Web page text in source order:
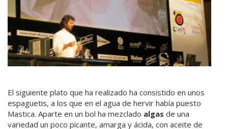
El siguiente plato que ha realizado ha consistido en unos
espaguetis, a los que en el agua de hervir había puesto
Mastica. Aparte en un bol ha mezclado algas de una
variedad un poco picante, amarga y ácida, con aceite de